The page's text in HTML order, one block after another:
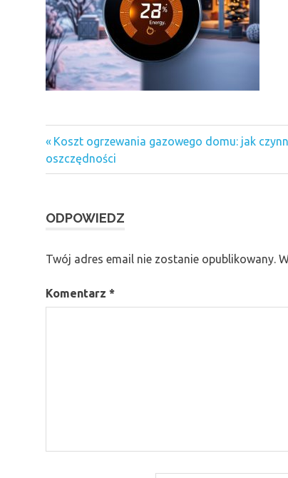
Nawigacja
wpisu
Previous
Post:
Koszt ogrzewania gazowego domu: jak
oszczędności
ODPOWIEDZ
Twój adres email nie zostanie opublikowany.
Komentarz *